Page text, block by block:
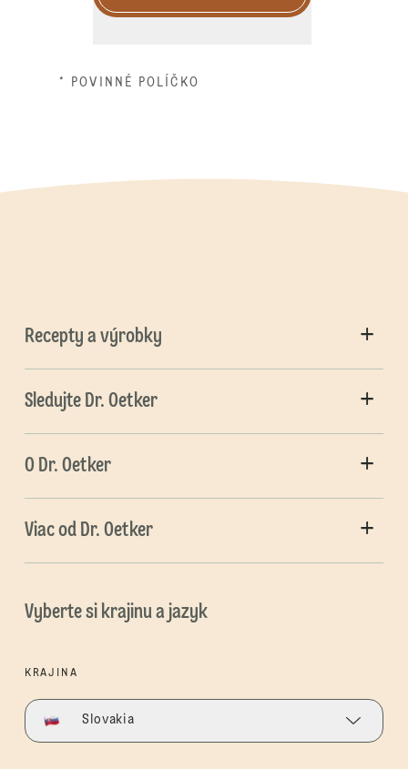
* POVINNÉ POLÍČKO
Recepty a výrobky
Sledujte Dr. Oetker
O Dr. Oetker
Viac od Dr. Oetker
Vyberte si krajinu a jazyk
KRAJINA
Slovakia